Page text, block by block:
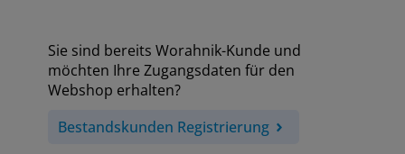
Sie sind bereits Worahnik-Kunde und
möchten Ihre Zugangsdaten für den
Webshop erhalten?
Bestandskunden Registrierung